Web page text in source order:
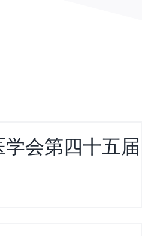
会第四十五届